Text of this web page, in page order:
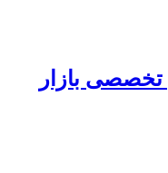
بازار